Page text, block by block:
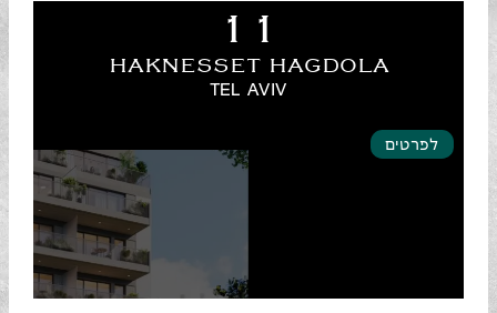
11
HAKNESSET HAGDOLA
TEL AVIV
לפרטים